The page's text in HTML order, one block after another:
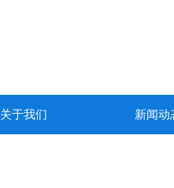
关于我们 新闻动